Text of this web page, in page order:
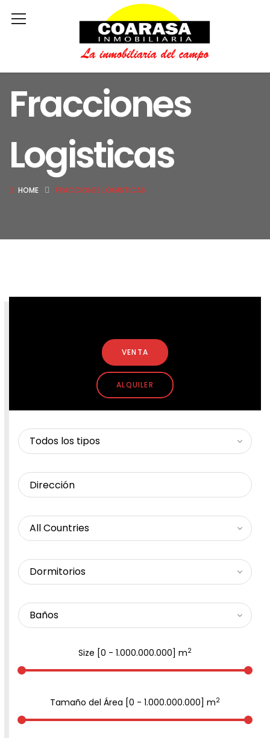
Fracciones
Logisticas
HOME FRACCIONES LOGISTICAS
VENTA
ALQUILER
Size [0 - 1.000.000.000] m2
Tamaño del Área [0 - 1.000.000.000] m2